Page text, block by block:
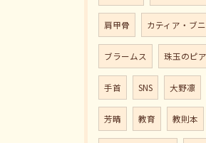
肩甲骨 カティア・ブ
ブラームス 珠玉のピ
手首 SNS 大野凛
芳晴 教育 教則本